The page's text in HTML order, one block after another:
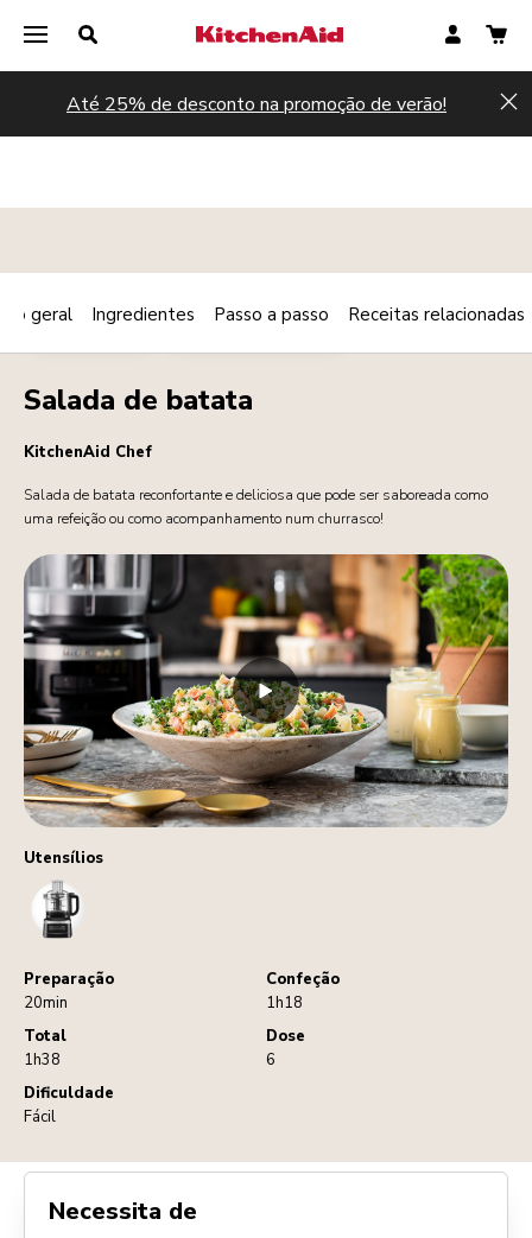
Até 25% de desconto na promoção de verão!
Utensílios
FoodProcessor
Preparação
20min
Confeção
1h18
Total
1h38
Dose
6
Dificuldade
Fácil
VEGETARIANO ACOMPANHAMENTOS Print
Salada de batata
KitchenAid Chef
Salada de batata reconfortante e deliciosa que pode ser saboreada como
uma refeição ou como acompanhamento num churrasco!
geral Ingredientes Passo a passo Receitas relacionadas
Necessita de